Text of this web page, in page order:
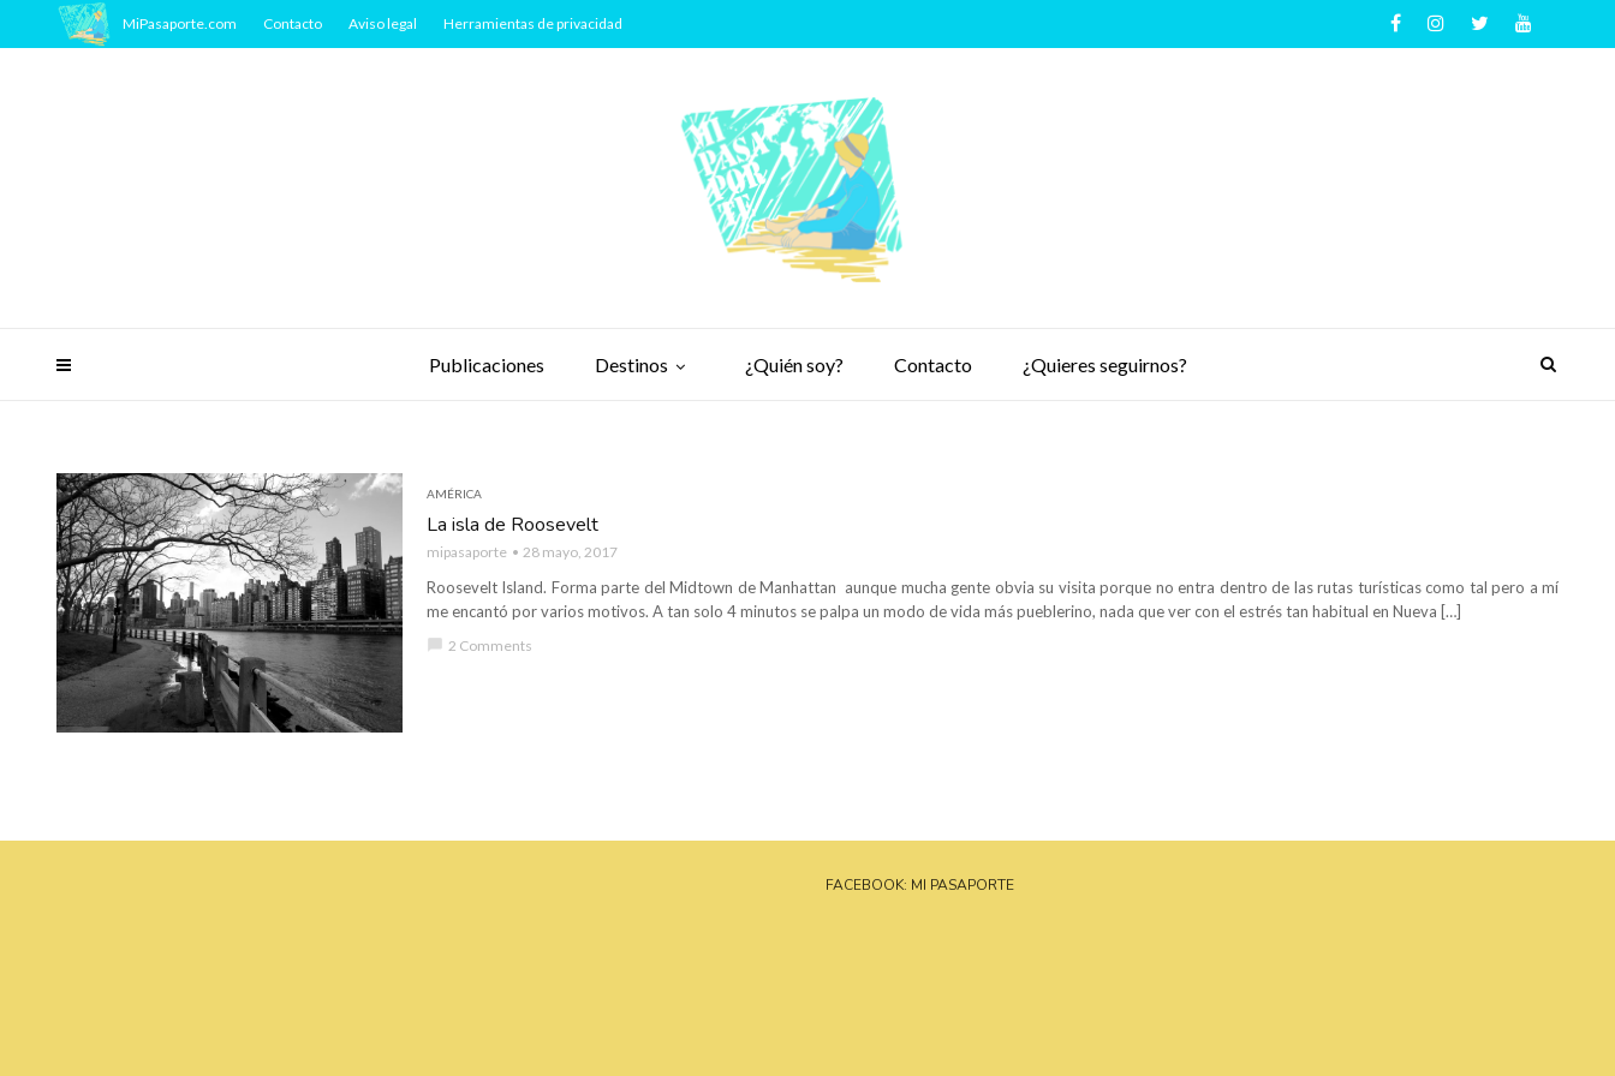
Publicaciones Destinos ¿Quién soy? Contacto ¿Quieres seguirnos?
MiPasaporte.com Contacto Aviso legal Herramientas de privacidad
AMÉRICA
La isla de Roosevelt
mipasaporte 28 mayo, 2017
Roosevelt Island. Forma parte del Midtown de Manhattan aunque mucha gente obvia su visita porque no entra dentro de las rutas turísticas como tal pero a mí
me encantó por varios motivos. A tan solo 4 minutos se palpa un modo de vida más pueblerino, nada que ver con el estrés tan habitual en Nueva […]
chat_bubble 2 Comments
FACEBOOK: MI PASAPORTE